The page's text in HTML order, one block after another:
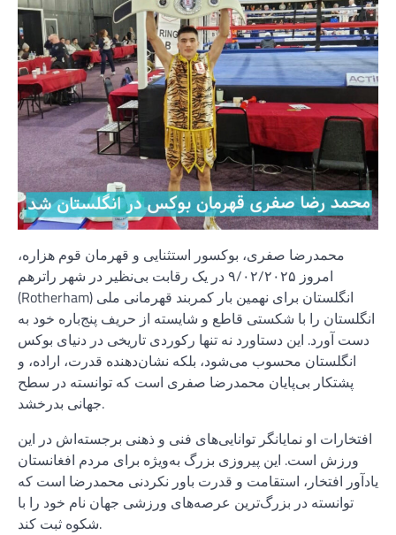
محمدرضا صفری، بوکسور استثنایی و قهرمان قوم هزاره،
امروز ۹/۰۲/۲۰۲۵ در یک رقابت بی‌نظیر در شهر راترهم
(Rotherham) انگلستان برای نهمین بار کمربند قهرمانی ملی
انگلستان را با شکستی قاطع و شایسته از حریف پنج‌باره خود به
دست آورد. این دستاورد نه تنها رکوردی تاریخی در دنیای بوکس
انگلستان محسوب می‌شود، بلکه نشان‌دهنده قدرت، اراده، و
پشتکار بی‌پایان محمدرضا صفری است که توانسته در سطح
جهانی بدرخشد.
افتخارات او نمایانگر توانایی‌های فنی و ذهنی برجسته‌اش در این
ورزش است. این پیروزی بزرگ به‌ویژه برای مردم افغانستان
یادآور افتخار، استقامت و قدرت باور نکردنی محمدرضا است که
توانسته در بزرگ‌ترین عرصه‌های ورزشی جهان نام خود را با
شکوه ثبت کند.